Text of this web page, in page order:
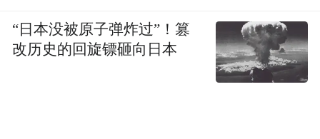
“日本没被原子弹炸过”！篡
改历史的回旋镖砸向日本